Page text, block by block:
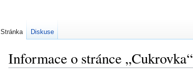
Informace o stránce „Cukrovka“
Stránka Diskuse